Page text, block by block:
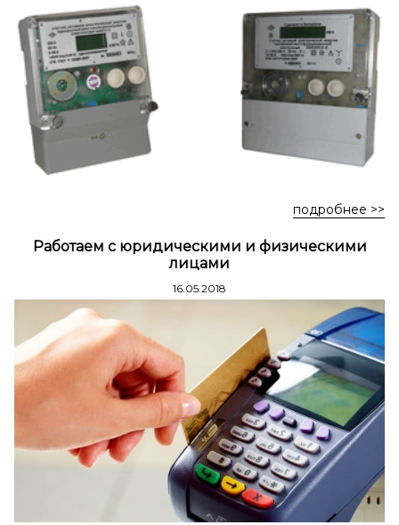
Стремянки стальные
Стремянки двухсторонние стальные
подробнее >>
Работаем с юридическими и физическими
лицами
16.05.2018